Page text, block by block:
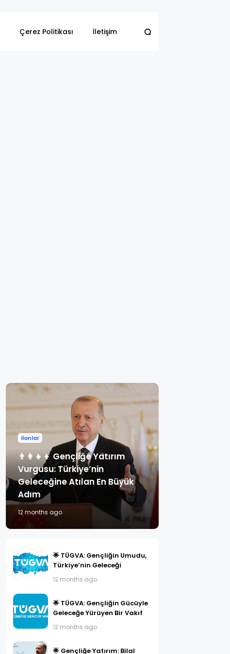
Çerez Politikası İletişim
ilanlar
👨‍👩‍👧‍👦 Gençliğe Yatırım
Vurgusu: Türkiye’nin
Geleceğine Atılan En Büyük
Adım
12 months ago
🌟 TÜGVA: Gençliğin Umudu,
Türkiye’nin Geleceği
12 months ago
🌟 TÜGVA: Gençliğin Gücüyle
Geleceğe Yürüyen Bir Vakıf
12 months ago
🌟 Gençliğe Yatırım: Bilal